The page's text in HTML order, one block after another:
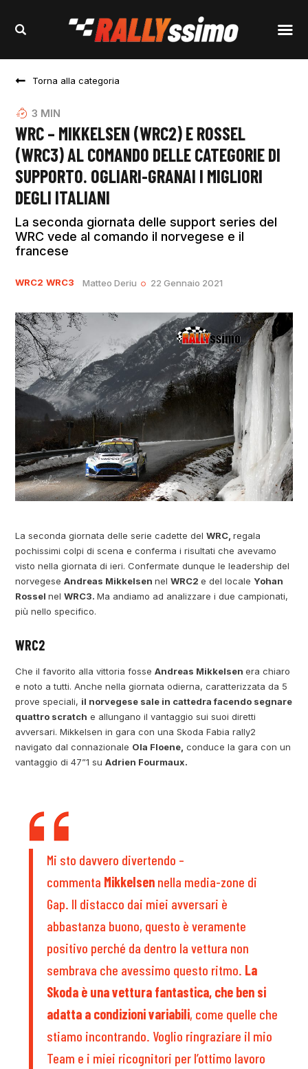
Torna alla categoria
3 MIN
WRC – MIKKELSEN (WRC2) E ROSSEL
(WRC3) AL COMANDO DELLE CATEGORIE DI
SUPPORTO. OGLIARI-GRANAI I MIGLIORI
DEGLI ITALIANI
La seconda giornata delle support series del
WRC vede al comando il norvegese e il
francese
WRC2 WRC3 Matteo Deriu 22 Gennaio 2021
La seconda giornata delle serie cadette delWRC,regala
pochissimi colpi di scena e conferma i risultati che avevamo
visto nella giornata di ieri. Confermate dunque le leadership del
norvegeseAndreas MikkelsennelWRC2e del localeYohan
RosselnelWRC3.Ma andiamo ad analizzare i due campionati,
più nello specifico.
WRC2
Che il favorito alla vittoria fosseAndreas Mikkelsenera chiaro
e noto a tutti. Anche nella giornata odierna, caratterizzata da 5
prove speciali, il norvegese sale in cattedra facendo segnare
quattro scratch e allungano il vantaggio sui suoi diretti
avversari. Mikkelsen in gara con una Skoda Fabia rally2
navigato dal connazionale Ola Floene, conduce la gara con un
vantaggio di 47”1 suAdrien Fourmaux.
Mi sto davvero divertendo –
commenta Mikkelsen nella media-zone di
Gap. Il distacco dai miei avversari è
abbastanza buono, questo è veramente
positivo perché da dentro la vettura non
sembrava che avessimo questo ritmo. La
Skoda è una vettura fantastica, che ben si
adatta a condizioni variabili, come quelle che
stiamo incontrando. Voglio ringraziare il mio
Team e i miei ricognitori per l’ottimo lavoro